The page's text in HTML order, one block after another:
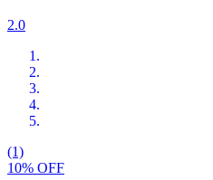
2.0
(1)
10% OFF